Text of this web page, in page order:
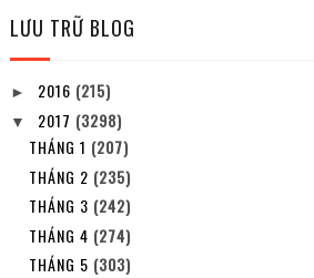
LƯU TRỮ BLOG
► 2016 (215)
▼ 2017 (3298)
THÁNG 1 (207)
THÁNG 2 (235)
THÁNG 3 (242)
THÁNG 4 (274)
THÁNG 5 (303)